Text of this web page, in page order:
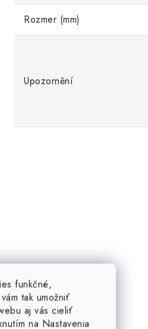
funkčné,
tak umožniť
aj vás cieliť
na Nastavenia
Rozmer (mm)
Upozornění